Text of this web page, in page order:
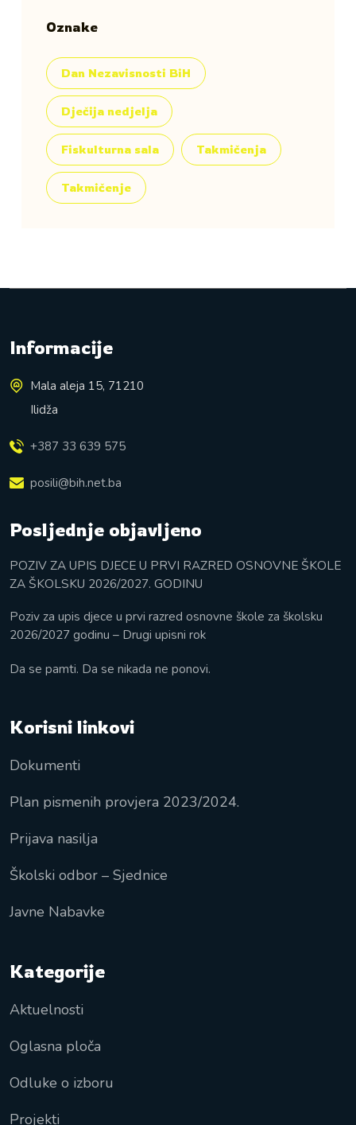
Oznake
Dan Nezavisnosti BiH
Dječija nedjelja
Fiskulturna sala Takmičenja
Takmičenje
Informacije
Mala aleja 15, 71210
Ilidža
+387 33 639 575
posili@bih.net.ba
Posljednje objavljeno
POZIV ZA UPIS DJECE U PRVI RAZRED OSNOVNE ŠKOLE
ZA ŠKOLSKU 2026/2027. GODINU
Poziv za upis djece u prvi razred osnovne škole za školsku
2026/2027 godinu – Drugi upisni rok
Da se pamti. Da se nikada ne ponovi.
Korisni linkovi
Dokumenti
Plan pismenih provjera 2023/2024.
Prijava nasilja
Školski odbor – Sjednice
Javne Nabavke
Kategorije
Aktuelnosti
Oglasna ploča
Odluke o izboru
Projekti